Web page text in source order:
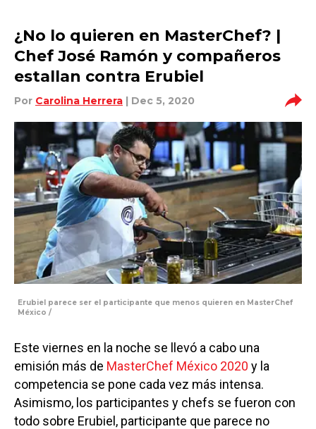
¿No lo quieren en MasterChef? |
Chef José Ramón y compañeros
estallan contra Erubiel
Por Carolina Herrera | Dec 5, 2020
Erubiel parece ser el participante que menos quieren en MasterChef
México /
Este viernes en la noche se llevó a cabo una
emisión más de MasterChef México 2020 y la
competencia se pone cada vez más intensa.
Asimismo, los participantes y chefs se fueron con
todo sobre Erubiel, participante que parece no